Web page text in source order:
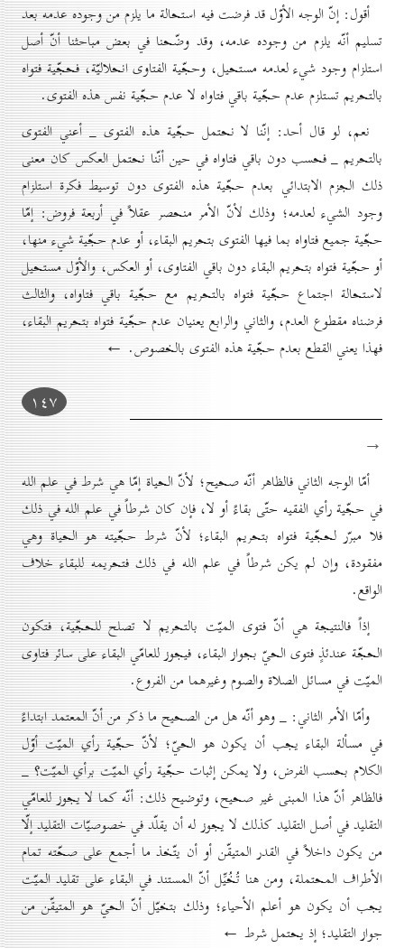
أقول: إنّ الوجه الأوّل قد فرضت فيه استحالة ما يلزم من وجوده عدمه بعد
تسليم أنّه يلزم من وجوده عدمه، وقد وضّحنا في بعض مباحثنا أنّ أصل
استلزام وجود شيء لعدمه مستحيل، وحجّية الفتاوى انحلاليّة، فحجّية فتواه
بالتحريم تستلزم عدم حجّية باقي فتاواه لا عدم حجّية نفس هذه الفتوى.
نعم، لو قال أحد: إنّنا لا نحتمل حجّية هذه الفتوى _ أعني الفتوى
بالتحريم _ فحسب دون باقي فتاواه في حين أنّنا نحتمل العكس كان معنى
ذلك الجزم الابتدائي بعدم حجّية هذه الفتوى دون توسيط فكرة استلزام
وجود الشيء لعدمه؛ وذلك لأنّ الأمر منحصر عقلاً في أربعة فروض: إمّا
حجّية جميع فتاواه بما فيها الفتوى بتحريم البقاء، أو عدم حجّية شيء منها،
أو حجّية فتواه بتحريم البقاء دون باقي الفتاوى، أو العكس، والأوّل مستحيل
لاستحالة اجتماع حجّية فتواه بالتحريم مع حجّية باقي فتاواه، والثالث
فرضناه مقطوع العدم، والثاني والرابع يعنيان عدم حجّية فتواه بتحريم البقاء،
فهذا يعني القطع بعدم حجّية هذه الفتوى بالخصوص. ←
۱٤۷
→
أمّا الوجه الثاني فالظاهر أنّه صحيح؛ لأنّ الحياة إمّا هي شرط في علم الله
في حجّية رأي الفقيه حتّى بقاءً أو لا، فإن كان شرطاً في علم الله في ذلك
فلا مبرّر لحجّية فتواه بتحريم البقاء؛ لأنّ شرط حجّيته هو الحياة وهي
مفقودة، وإن لم يكن شرطاً في علم الله في ذلك فتحريمه للبقاء خلاف
الواقع.
إذاً فالنتيجة هي أنّ فتوى الميّت بالتحريم لا تصلح للحجّية، فتكون
الحجّة عندئذٍ فتوى الحيّ بجواز البقاء، فيجوز للعامّي البقاء على سائر فتاوى
الميّت في مسائل الصلاة والصوم وغيرهما من الفروع.
وأمّا الأمر الثاني: _ وهو أنّه هل من الصحيح ما ذكر من أنّ المعتمد ابتداءً
في مسألة البقاء يجب أن يكون هو الحيّ؛ لأنّ حجّية رأي الميّت أوّل
الكلام بحسب الفرض، ولا يمكن إثبات حجّية رأي الميّت برأي الميّت؟ _
فالظاهر أنّ هذا المبنى غير صحيح، وتوضيح ذلك: أنّه كما لا يجوز للعامّي
التقليد في أصل التقليد كذلك لا يجوز له أن يقلّد في خصوصيّات التقليد إلّا
من يكون داخلاً في القدر المتيقّن أو أن يتّخذ ما أجمع على صحّته تمام
الأطراف المحتملة، ومن هنا تُخُيِّل أنّ المستند في البقاء على تقليد الميّت
يجب أن يكون هو أعلم الأحياء؛ وذلك بتخيّل أنّ الحيّ هو المتيقّن من
جواز التقليد؛ إذ يحتمل شرط ←